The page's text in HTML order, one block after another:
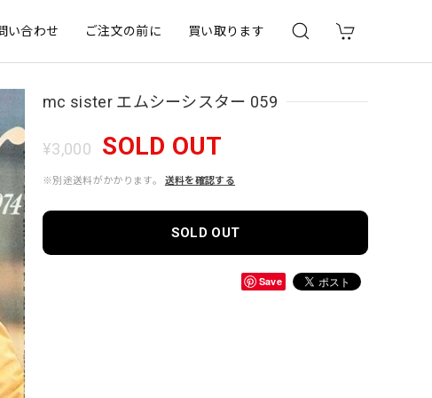
い合わせ ご注文の前に 買い取ります
mc sister エムシーシスター 059
¥3,000 SOLD OUT
※別途送料がかかります。 送料を確認する
SOLD OUT
Save